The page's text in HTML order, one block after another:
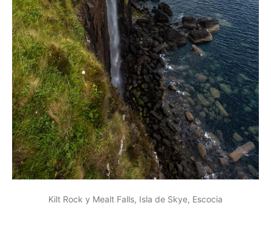
Kilt Rock y Mealt Falls, Isla de Skye, Escocia